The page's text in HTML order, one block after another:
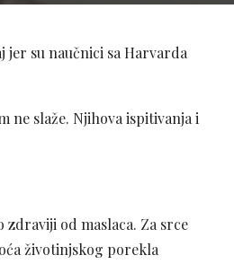
jer su naučnici sa Harvarda
ne slaže. Njihova ispitivanja i
zdraviji od maslaca. Za srce
životinjskog porekla